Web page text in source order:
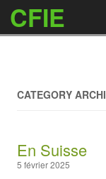
CFIE
CATEGORY
En Suisse
5 février 2025